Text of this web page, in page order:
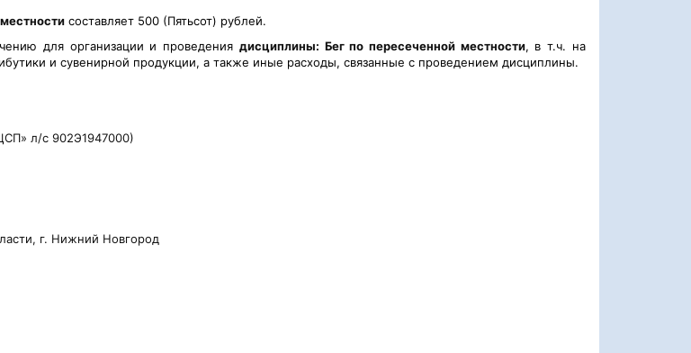
составляет 500 (Пятьсот) рублей.
для организации и проведения дисциплины: Бег по пересеченной местности, в т.ч. на
и сувенирной продукции, а также иные расходы, связанные с проведением дисциплины.
л/с 902Э1947000)
г. Нижний Новгород